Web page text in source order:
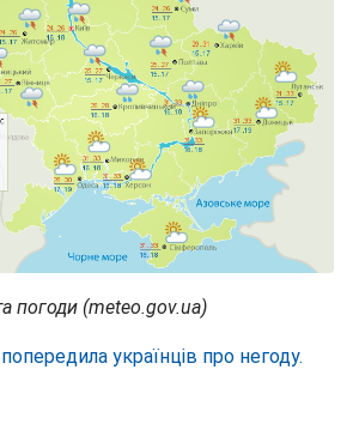
погоди (meteo.gov.ua)
українців про негоду.